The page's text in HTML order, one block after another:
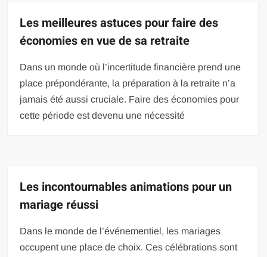
Les meilleures astuces pour faire des
économies en vue de sa retraite
Dans un monde où l’incertitude financière prend une
place prépondérante, la préparation à la retraite n’a
jamais été aussi cruciale. Faire des économies pour
cette période est devenu une nécessité
Les incontournables animations pour un
mariage réussi
Dans le monde de l’événementiel, les mariages
occupent une place de choix. Ces célébrations sont